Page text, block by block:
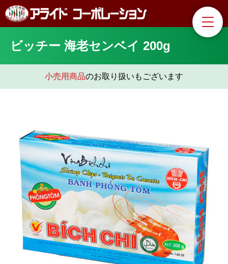
ビッチー 海老センベイ 200g
小売用商品のお取り扱いもございます